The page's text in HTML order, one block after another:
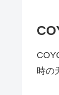
時の